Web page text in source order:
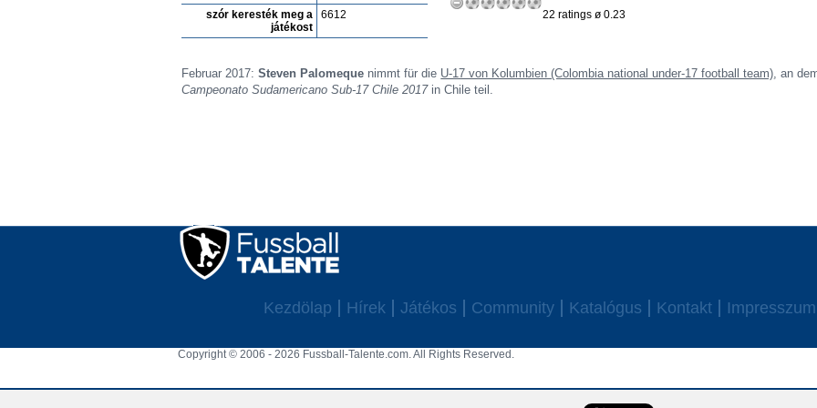
szór keresték meg a
játékost
6612
22 ratings ø 0.23
Februar 2017:Steven Palomeque nimmt für die U-17 von Kolumbien (Colombia national under-17 football team), an
Campeonato Sudamericano Sub-17 Chile 2017in Chile teil.
Kezdölap Hírek Játékos Community Katalógus Kontakt Impresszum
Copyright © 2006 - 2026 Fussball-Talente.com. All Rights Reserved.